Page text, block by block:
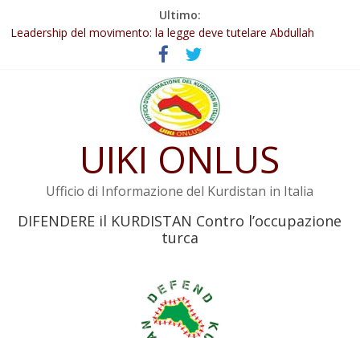
Ultimo:
Abdullah Öcalan: Le legge negativa deve essere trasformata in
legge positiva
Leadership del movimento: la legge deve tutelare Abdullah
Commissione donne del KNK: Şengal è di nuovo sotto minaccia
Non tenere conto della situazione di Rêber Apo ostacolerebbe
Il KNK chiede un’azione internazionale contro i crimini di guerra
UIKI ONLUS
Ufficio di Informazione del Kurdistan in Italia
DIFENDERE il KURDISTAN Contro l’occupazione
turca